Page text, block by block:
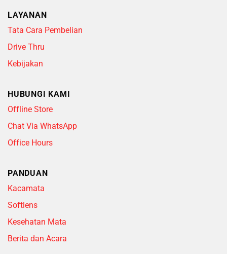
LAYANAN
Tata Cara Pembelian
Drive Thru
Kebijakan
HUBUNGI KAMI
Offline Store
Chat Via WhatsApp
Office Hours
PANDUAN
Kacamata
Softlens
Kesehatan Mata
Berita dan Acara